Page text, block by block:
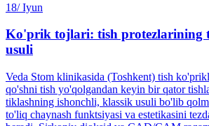
18/ Iyun
Ko'prik tojlari: tish protezlarining
usuli
Veda Stom klinikasida (Toshkent) tish
qo'shni tish yo'qolgandan keyin bir qator
tiklashning ishonchli, klassik usuli bo'lib
to'liq chaynash funktsiyasi va estetikasini